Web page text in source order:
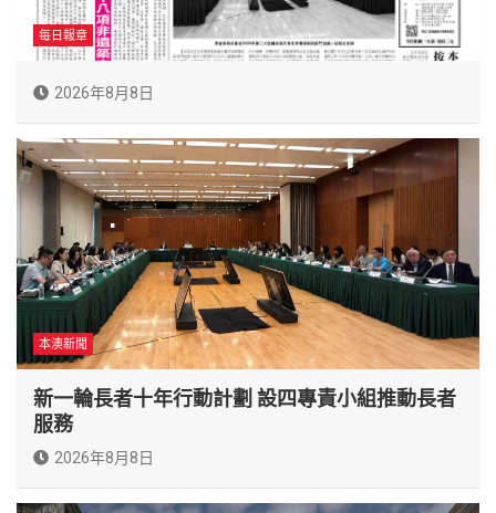
每日報章
2026年8月8日
本澳新聞
新一輪長者十年行動計劃 設四專責小組推動長者
服務
2026年8月8日